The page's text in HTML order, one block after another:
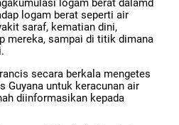
logam berat dalamd
logam berat seperti air
saraf, kematian dini,
mereka, sampai di titik dimana
secara berkala mengetes
Guyana untuk keracunan air
diinformasikan kepada